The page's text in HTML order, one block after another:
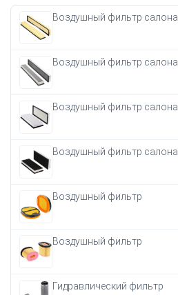
Воздушный фильтр салона
Воздушный фильтр салона
Воздушный фильтр салона
Воздушный фильтр салона
Воздушный фильтр
Воздушный фильтр
Гидравлический фильтр